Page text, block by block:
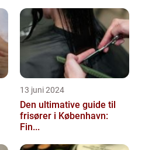
13 juni 2024
Den ultimative guide til
frisører i København:
Fin...